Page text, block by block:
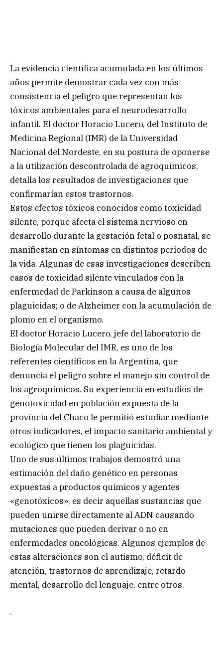
La evidencia científica acumulada en los últimos
años permite demostrar cada vez con más
consistencia el peligro que representan los
tóxicos ambientales para el neurodesarrollo
infantil. El doctor Horacio Lucero, del Instituto de
Medicina Regional (IMR) de la Universidad
Nacional del Nordeste, en su postura de oponerse
a la utilización descontrolada de agroquímicos,
detalla los resultados de investigaciones que
confirmarían estos trastornos.
Estos efectos tóxicos conocidos como toxicidad
silente, porque afecta el sistema nervioso en
desarrollo durante la gestación fetal o posnatal, se
manifiestan en síntomas en distintos períodos de
la vida. Algunas de esas investigaciones describen
casos de toxicidad silente vinculados con la
enfermedad de Parkinson a causa de algunos
plaguicidas; o de Alzheimer con la acumulación de
plomo en el organismo.
El doctor Horacio Lucero, jefe del laboratorio de
Biología Molecular del IMR, es uno de los
referentes científicos en la Argentina, que
denuncia el peligro sobre el manejo sin control de
los agroquímicos. Su experiencia en estudios de
genotoxicidad en población expuesta de la
provincia del Chaco le permitió estudiar mediante
otros indicadores, el impacto sanitario ambiental y
ecológico que tienen los plaguicidas.
Uno de sus últimos trabajos demostró una
estimación del daño genético en personas
expuestas a productos químicos y agentes
«genotóxicos», es decir aquellas sustancias que
pueden unirse directamente al ADN causando
mutaciones que pueden derivar o no en
enfermedades oncológicas. Algunos ejemplos de
estas alteraciones son el autismo, déficit de
atención, trastornos de aprendizaje, retardo
mental, desarrollo del lenguaje, entre otros.
.